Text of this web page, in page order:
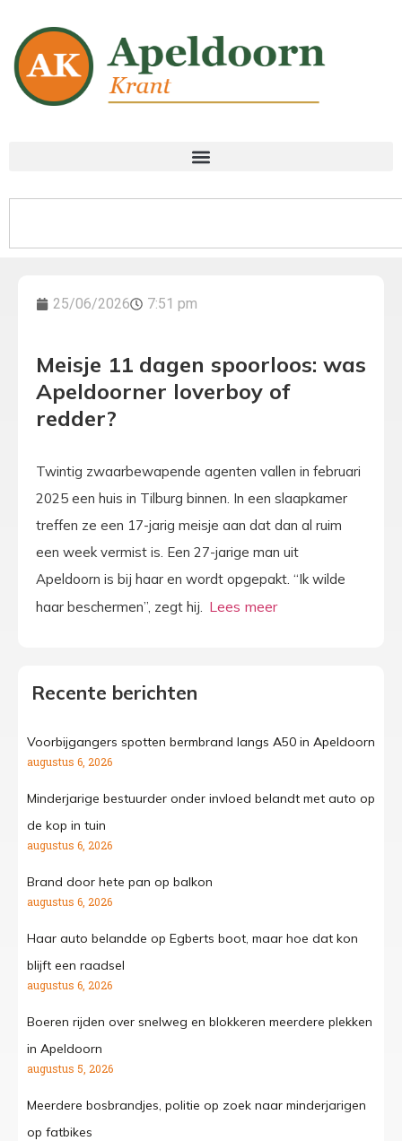
25/06/2026 7:51 pm
Meisje 11 dagen spoorloos: was
Apeldoorner loverboy of
redder?
Twintig zwaarbewapende agenten vallen in februari
2025 een huis in Tilburg binnen. In een slaapkamer
treffen ze een 17-jarig meisje aan dat dan al ruim
een week vermist is. Een 27-jarige man uit
Apeldoorn is bij haar en wordt opgepakt. “Ik wilde
haar beschermen”, zegt hij.
Recente berichten
Voorbijgangers spotten bermbrand langs A50 in Apeldoorn
augustus 6, 2026
Minderjarige bestuurder onder invloed belandt met auto op
de kop in tuin
augustus 6, 2026
Brand door hete pan op balkon
augustus 6, 2026
Haar auto belandde op Egberts boot, maar hoe dat kon
blijft een raadsel
augustus 6, 2026
Boeren rijden over snelweg en blokkeren meerdere plekken
in Apeldoorn
augustus 5, 2026
Meerdere bosbrandjes, politie op zoek naar minderjarigen
op fatbikes